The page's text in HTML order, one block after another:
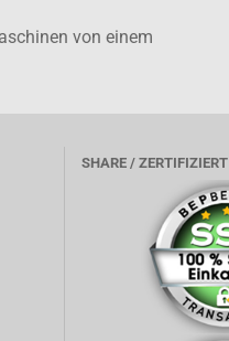
von einem
SHARE / ZERTIFIZIERT